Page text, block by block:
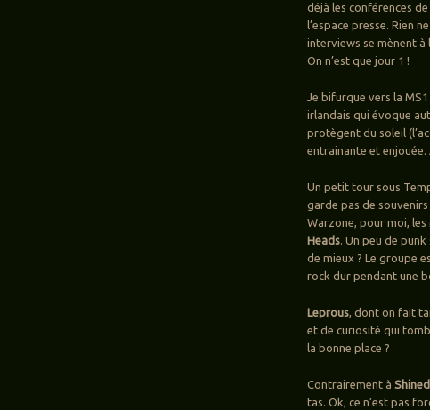
déjà les conférences
l’espace presse. Rien
interviews se mènent à
On n’est que jour 1 !
Je bifurque vers la
irlandais qui évoque
protègent du soleil
entrainante et enjouée.
Un petit tour sous
garde pas de
Warzone, pour moi,
Heads. Un peu de
de mieux ? Le groupe
rock dur pendant une
Leprous, dont on fait
et de curiosité qui
la bonne place ?
Contrairement à
tas. Ok, ce n’est pas